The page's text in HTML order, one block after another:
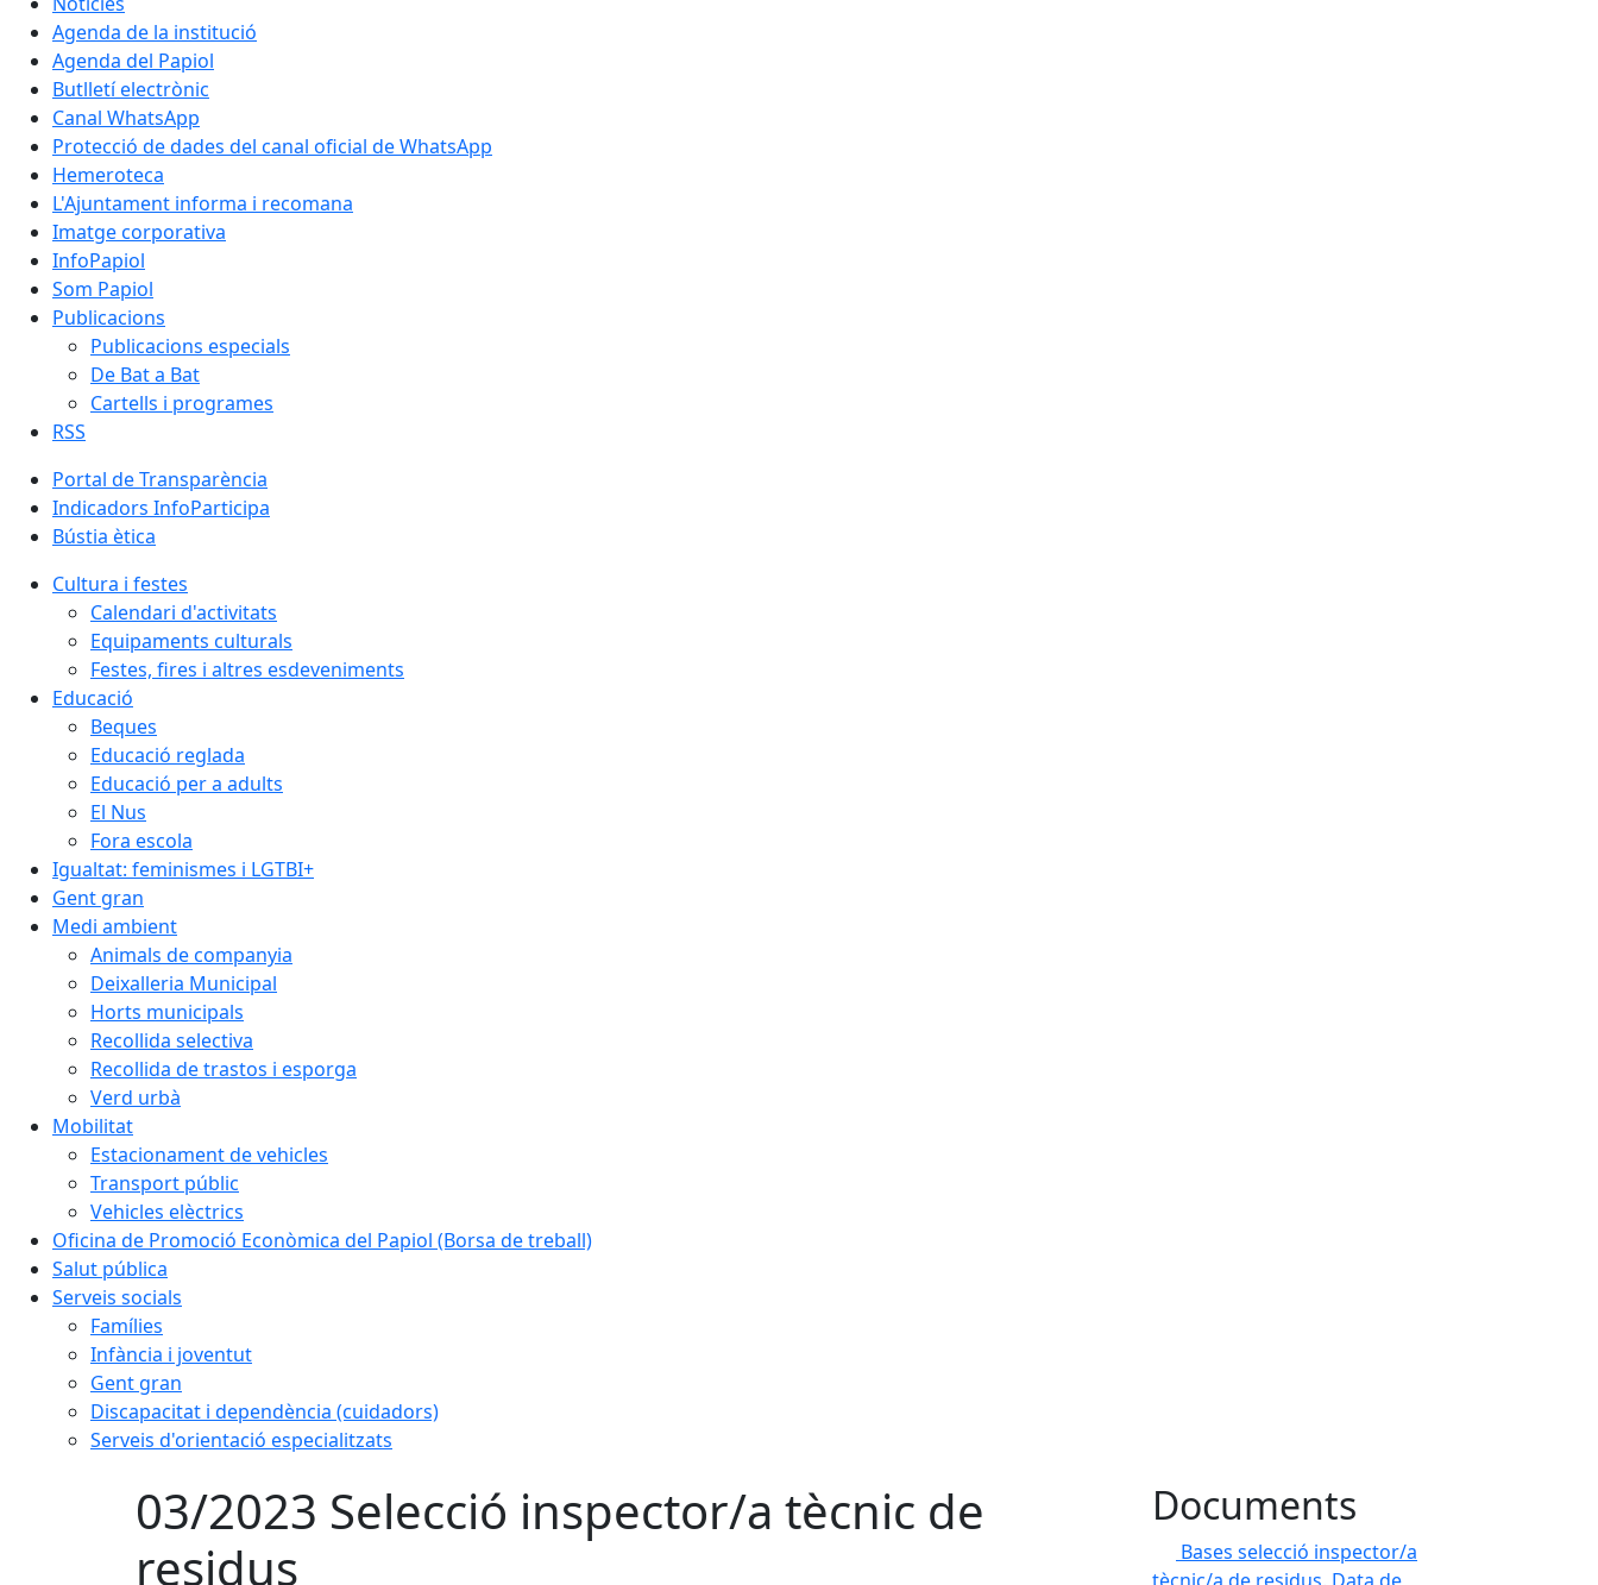
Agenda de la institució
Agenda del Papiol
Butlletí electrònic
Canal WhatsApp
Protecció de dades del canal oficial de WhatsApp
Hemeroteca
L'Ajuntament informa i recomana
Imatge corporativa
InfoPapiol
Som Papiol
Publicacions
Publicacions especials
De Bat a Bat
Cartells i programes
RSS
Portal de Transparència
Indicadors InfoParticipa
Bústia ètica
Cultura i festes
Calendari d'activitats
Equipaments culturals
Festes, fires i altres esdeveniments
Educació
Beques
Educació reglada
Educació per a adults
El Nus
Fora escola
Igualtat: feminismes i LGTBI+
Gent gran
Medi ambient
Animals de companyia
Deixalleria Municipal
Horts municipals
Recollida selectiva
Recollida de trastos i esporga
Verd urbà
Mobilitat
Estacionament de vehicles
Transport públic
Vehicles elèctrics
Oficina de Promoció Econòmica del Papiol (Borsa de treball)
Salut pública
Serveis socials
Famílies
Infància i joventut
Gent gran
Discapacitat i dependència (cuidadors)
Serveis d'orientació especialitzats
03/2023 Selecció inspector/a tècnic de
residus
Documents
Bases selecció inspector/a